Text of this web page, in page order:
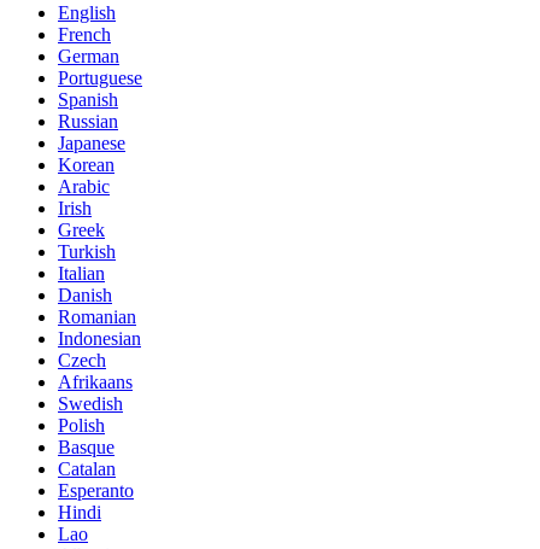
English
French
German
Portuguese
Spanish
Russian
Japanese
Korean
Arabic
Irish
Greek
Turkish
Italian
Danish
Romanian
Indonesian
Czech
Afrikaans
Swedish
Polish
Basque
Catalan
Esperanto
Hindi
Lao